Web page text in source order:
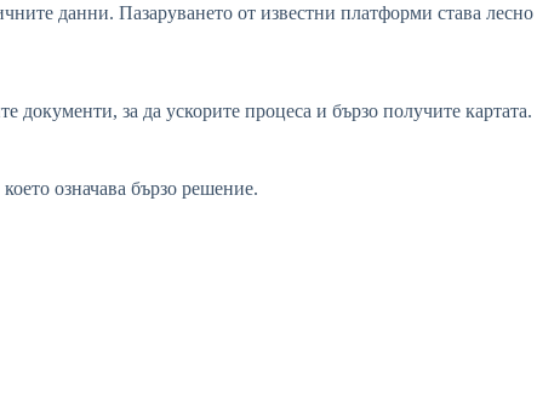
данни. Пазаруването от известни платформи става лесно
за да ускорите процеса и бързо получите картата.
означава бързо решение.